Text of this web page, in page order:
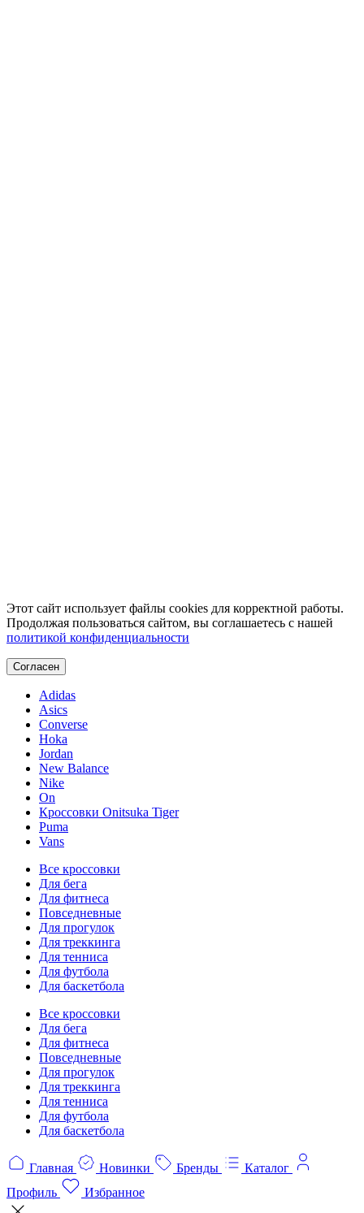
Этот сайт использует файлы cookies для корректной работы.
Продолжая пользоваться сайтом, вы соглашаетесь с нашей
политикой конфиденциальности
Согласен
Adidas
Asics
Converse
Hoka
Jordan
New Balance
Nike
On
Кроссовки Onitsuka Tiger
Puma
Vans
Все кроссовки
Для бега
Для фитнеса
Повседневные
Для прогулок
Для треккинга
Для тенниса
Для футбола
Для баскетбола
Все кроссовки
Для бега
Для фитнеса
Повседневные
Для прогулок
Для треккинга
Для тенниса
Для футбола
Для баскетбола
Главная Новинки Бренды
Каталог
Профиль
Избранное